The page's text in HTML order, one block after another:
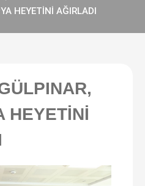
HEYETİNİ AĞIRLADI
HEYETİNİ